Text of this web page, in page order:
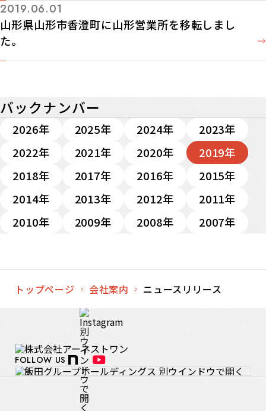
2019.06.01
山形県山形市香澄町に山形営業所を移転しまし
た。
バックナンバー
2026年 2025年 2024年
2023年
2022年
2021年 2020年
2019年
2018年
2017年 2016年
2015年
2014年
2013年 2012年
2011年
2010年
2009年 2008年 2007年
トップページ 会社案内 ニュースリリース
FOLLOW US